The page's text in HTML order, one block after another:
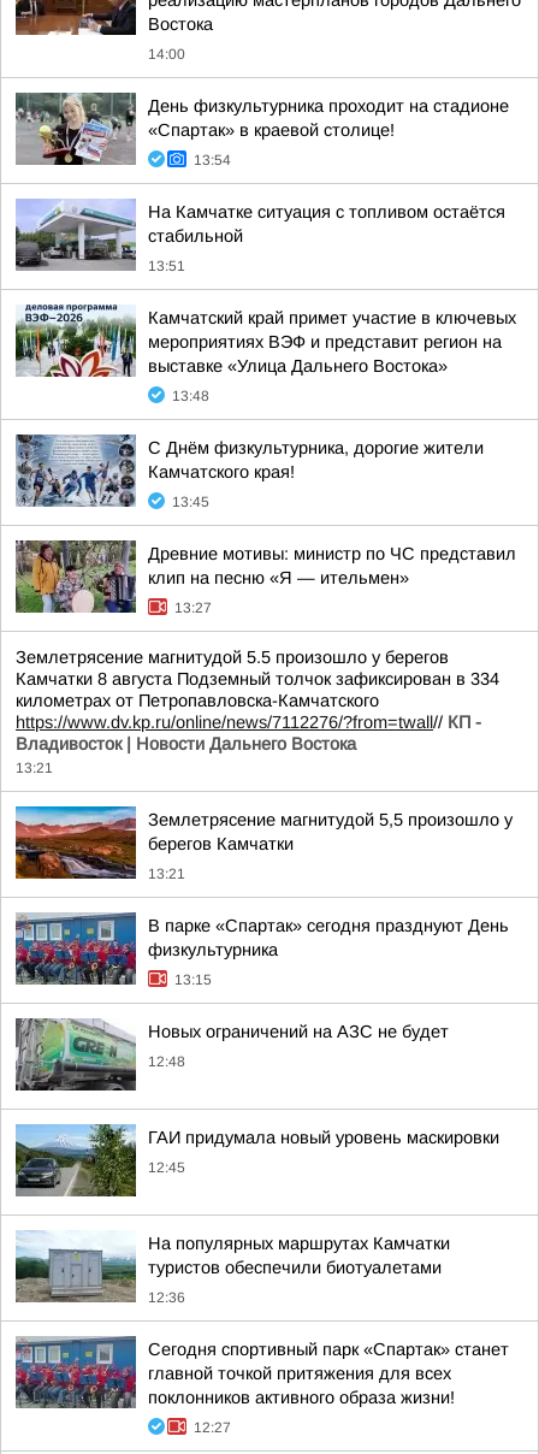
Востока
14:00
День физкультурника проходит на стадионе
«Спартак» в краевой столице!
13:54
На Камчатке ситуация с топливом остаётся
стабильной
13:51
Камчатский край примет участие в ключевых
мероприятиях ВЭФ и представит регион на
выставке «Улица Дальнего Востока»
13:48
С Днём физкультурника, дорогие жители
Камчатского края!
13:45
Древние мотивы: министр по ЧС представил
клип на песню «Я — ительмен»
13:27
Землетрясение магнитудой 5.5 произошло у берегов
Камчатки 8 августа Подземный толчок зафиксирован в 334
километрах от Петропавловска-Камчатского
https://www.dv.kp.ru/online/news/7112276/?from=twall// КП -
Владивосток | Новости Дальнего Востока
13:21
Землетрясение магнитудой 5,5 произошло у
берегов Камчатки
13:21
В парке «Спартак» сегодня празднуют День
физкультурника
13:15
Новых ограничений на АЗС не будет
12:48
ГАИ придумала новый уровень маскировки
12:45
На популярных маршрутах Камчатки
туристов обеспечили биотуалетами
12:36
Сегодня спортивный парк «Спартак» станет
главной точкой притяжения для всех
поклонников активного образа жизни!
12:27